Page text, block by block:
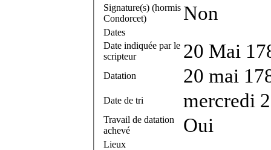
Signature(s) (hormis
Condorcet)
Non
Dates
Date indiquée par le
scripteur
20 Mai
Datation 20 mai
Date de tri mercredi
Travail de datation
achevé
Oui
Lieux